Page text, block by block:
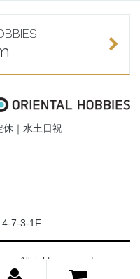
休｜水土日祝
4-7-3-1F
All rights reserved.